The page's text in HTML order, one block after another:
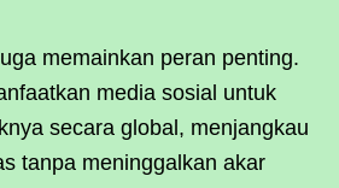
memainkan peran penting.
media sosial untuk
secara global, menjangkau
tanpa meninggalkan akar